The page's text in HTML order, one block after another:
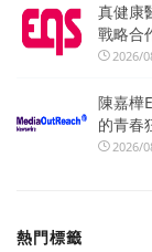
真健康
戰略合
2026/
陳嘉樺
的青春
2026/
熱門標籤